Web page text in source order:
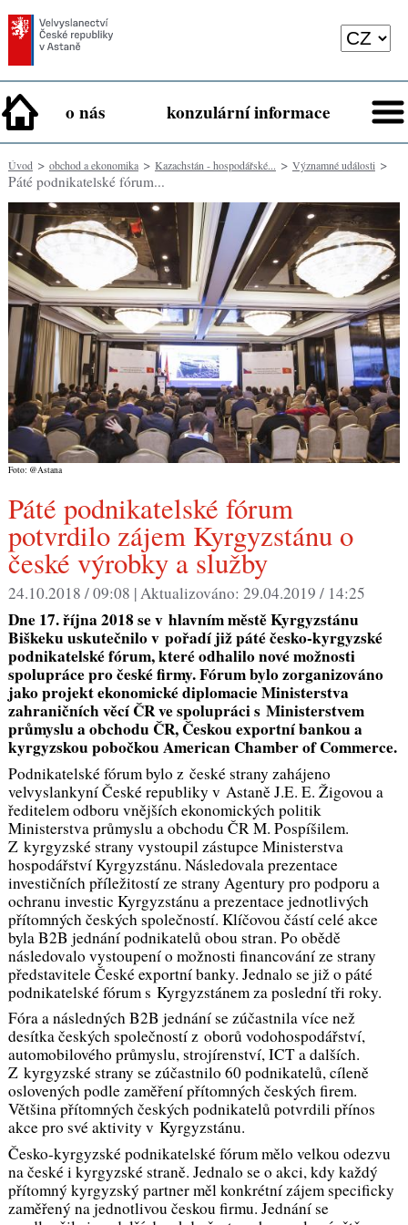
o nás konzulární informace
Úvod> obchod a ekonomika> Kazachstán - hospodářské... > Významné události>
Páté podnikatelské fórum...
Foto: @Astana
Páté podnikatelské fórum
potvrdilo zájem Kyrgyzstánu o
české výrobky a služby
24.10.2018 / 09:08 |Aktualizováno: 29.04.2019 / 14:25
Dne 17. října 2018 se v hlavním městě Kyrgyzstánu
Biškeku uskutečnilo v pořadí již páté česko-kyrgyzské
podnikatelské fórum, které odhalilo nové možnosti
spolupráce pro české firmy. Fórum bylo zorganizováno
jako projekt ekonomické diplomacie Ministerstva
zahraničních věcí ČR ve spolupráci s Ministerstvem
průmyslu a obchodu ČR, Českou exportní bankou a
kyrgyzskou pobočkou American Chamber of Commerce.
Podnikatelské fórum bylo z české strany zahájeno
velvyslankyní České republiky v Astaně J.E. E. Žigovou a
ředitelem odboru vnějších ekonomických politik
Ministerstva průmyslu a obchodu ČR M. Pospíšilem.
Z kyrgyzské strany vystoupil zástupce Ministerstva
hospodářství Kyrgyzstánu. Následovala prezentace
investičních příležitostí ze strany Agentury pro podporu a
ochranu investic Kyrgyzstánu a prezentace jednotlivých
přítomných českých společností. Klíčovou částí celé akce
byla B2B jednání podnikatelů obou stran. Po obědě
následovalo vystoupení o možnosti financování ze strany
představitele České exportní banky. Jednalo se již o páté
podnikatelské fórum s Kyrgyzstánem za poslední tři roky.
Fóra a následných B2B jednání se zúčastnila více než
desítka českých společností z oborů vodohospodářství,
automobilového průmyslu, strojírenství, ICT a dalších.
Z kyrgyzské strany se zúčastnilo 60 podnikatelů, cíleně
oslovených podle zaměření přítomných českých firem.
Většina přítomných českých podnikatelů potvrdili přínos
akce pro své aktivity v Kyrgyzstánu.
Česko-kyrgyzské podnikatelské fórum mělo velkou odezvu
na české i kyrgyzské straně. Jednalo se o akci, kdy každý
přítomný kyrgyzský partner měl konkrétní zájem specificky
zaměřený na jednotlivou českou firmu. Jednání se